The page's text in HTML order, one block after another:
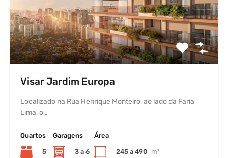
Visar Jardim Europa
Localizado na Rua Henrique Monteiro, ao lado da Faria
Lima, o…
Quartos
5
Garagens
3 a 6
Área
245 a 490 m²